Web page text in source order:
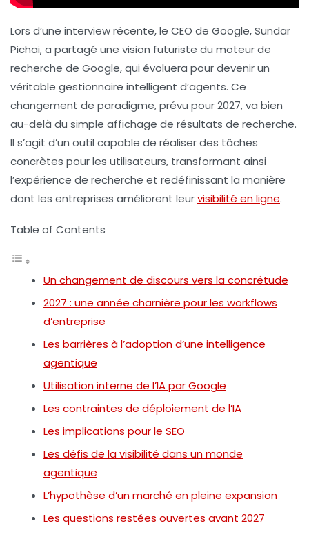
Lors d’une interview récente, le CEO de Google,Sundar
Pichai, a partagé une vision futuriste du moteur de
recherche de Google, qui évoluera pour devenir un
véritable gestionnaire intelligent d’agents. Ce
changement de paradigme, prévu pour 2027, va bien
au-delà du simple affichage de résultats de recherche.
Il s’agit d’un outil capable de réaliser des tâches
concrètes pour les utilisateurs, transformant ainsi
l’expérience de recherche et redéfinissant la manière
dont les entreprises améliorent leurvisibilité en ligne.
Table of Contents
Un changement de discours vers la concrétude
2027 : une année charnière pour les workflows
d’entreprise
Les barrières à l’adoption d’une intelligence
agentique
Utilisation interne de l’IA par Google
Les contraintes de déploiement de l’IA
Les implications pour le SEO
Les défis de la visibilité dans un monde
agentique
L’hypothèse d’un marché en pleine expansion
Les questions restées ouvertes avant 2027